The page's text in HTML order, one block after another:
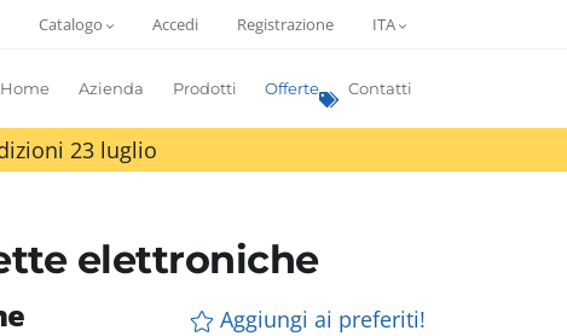
Catalogo Accedi Registrazione ITA
Home Azienda Prodotti Offerte Contatti
23 luglio
elettroniche
Aggiungi ai preferiti!